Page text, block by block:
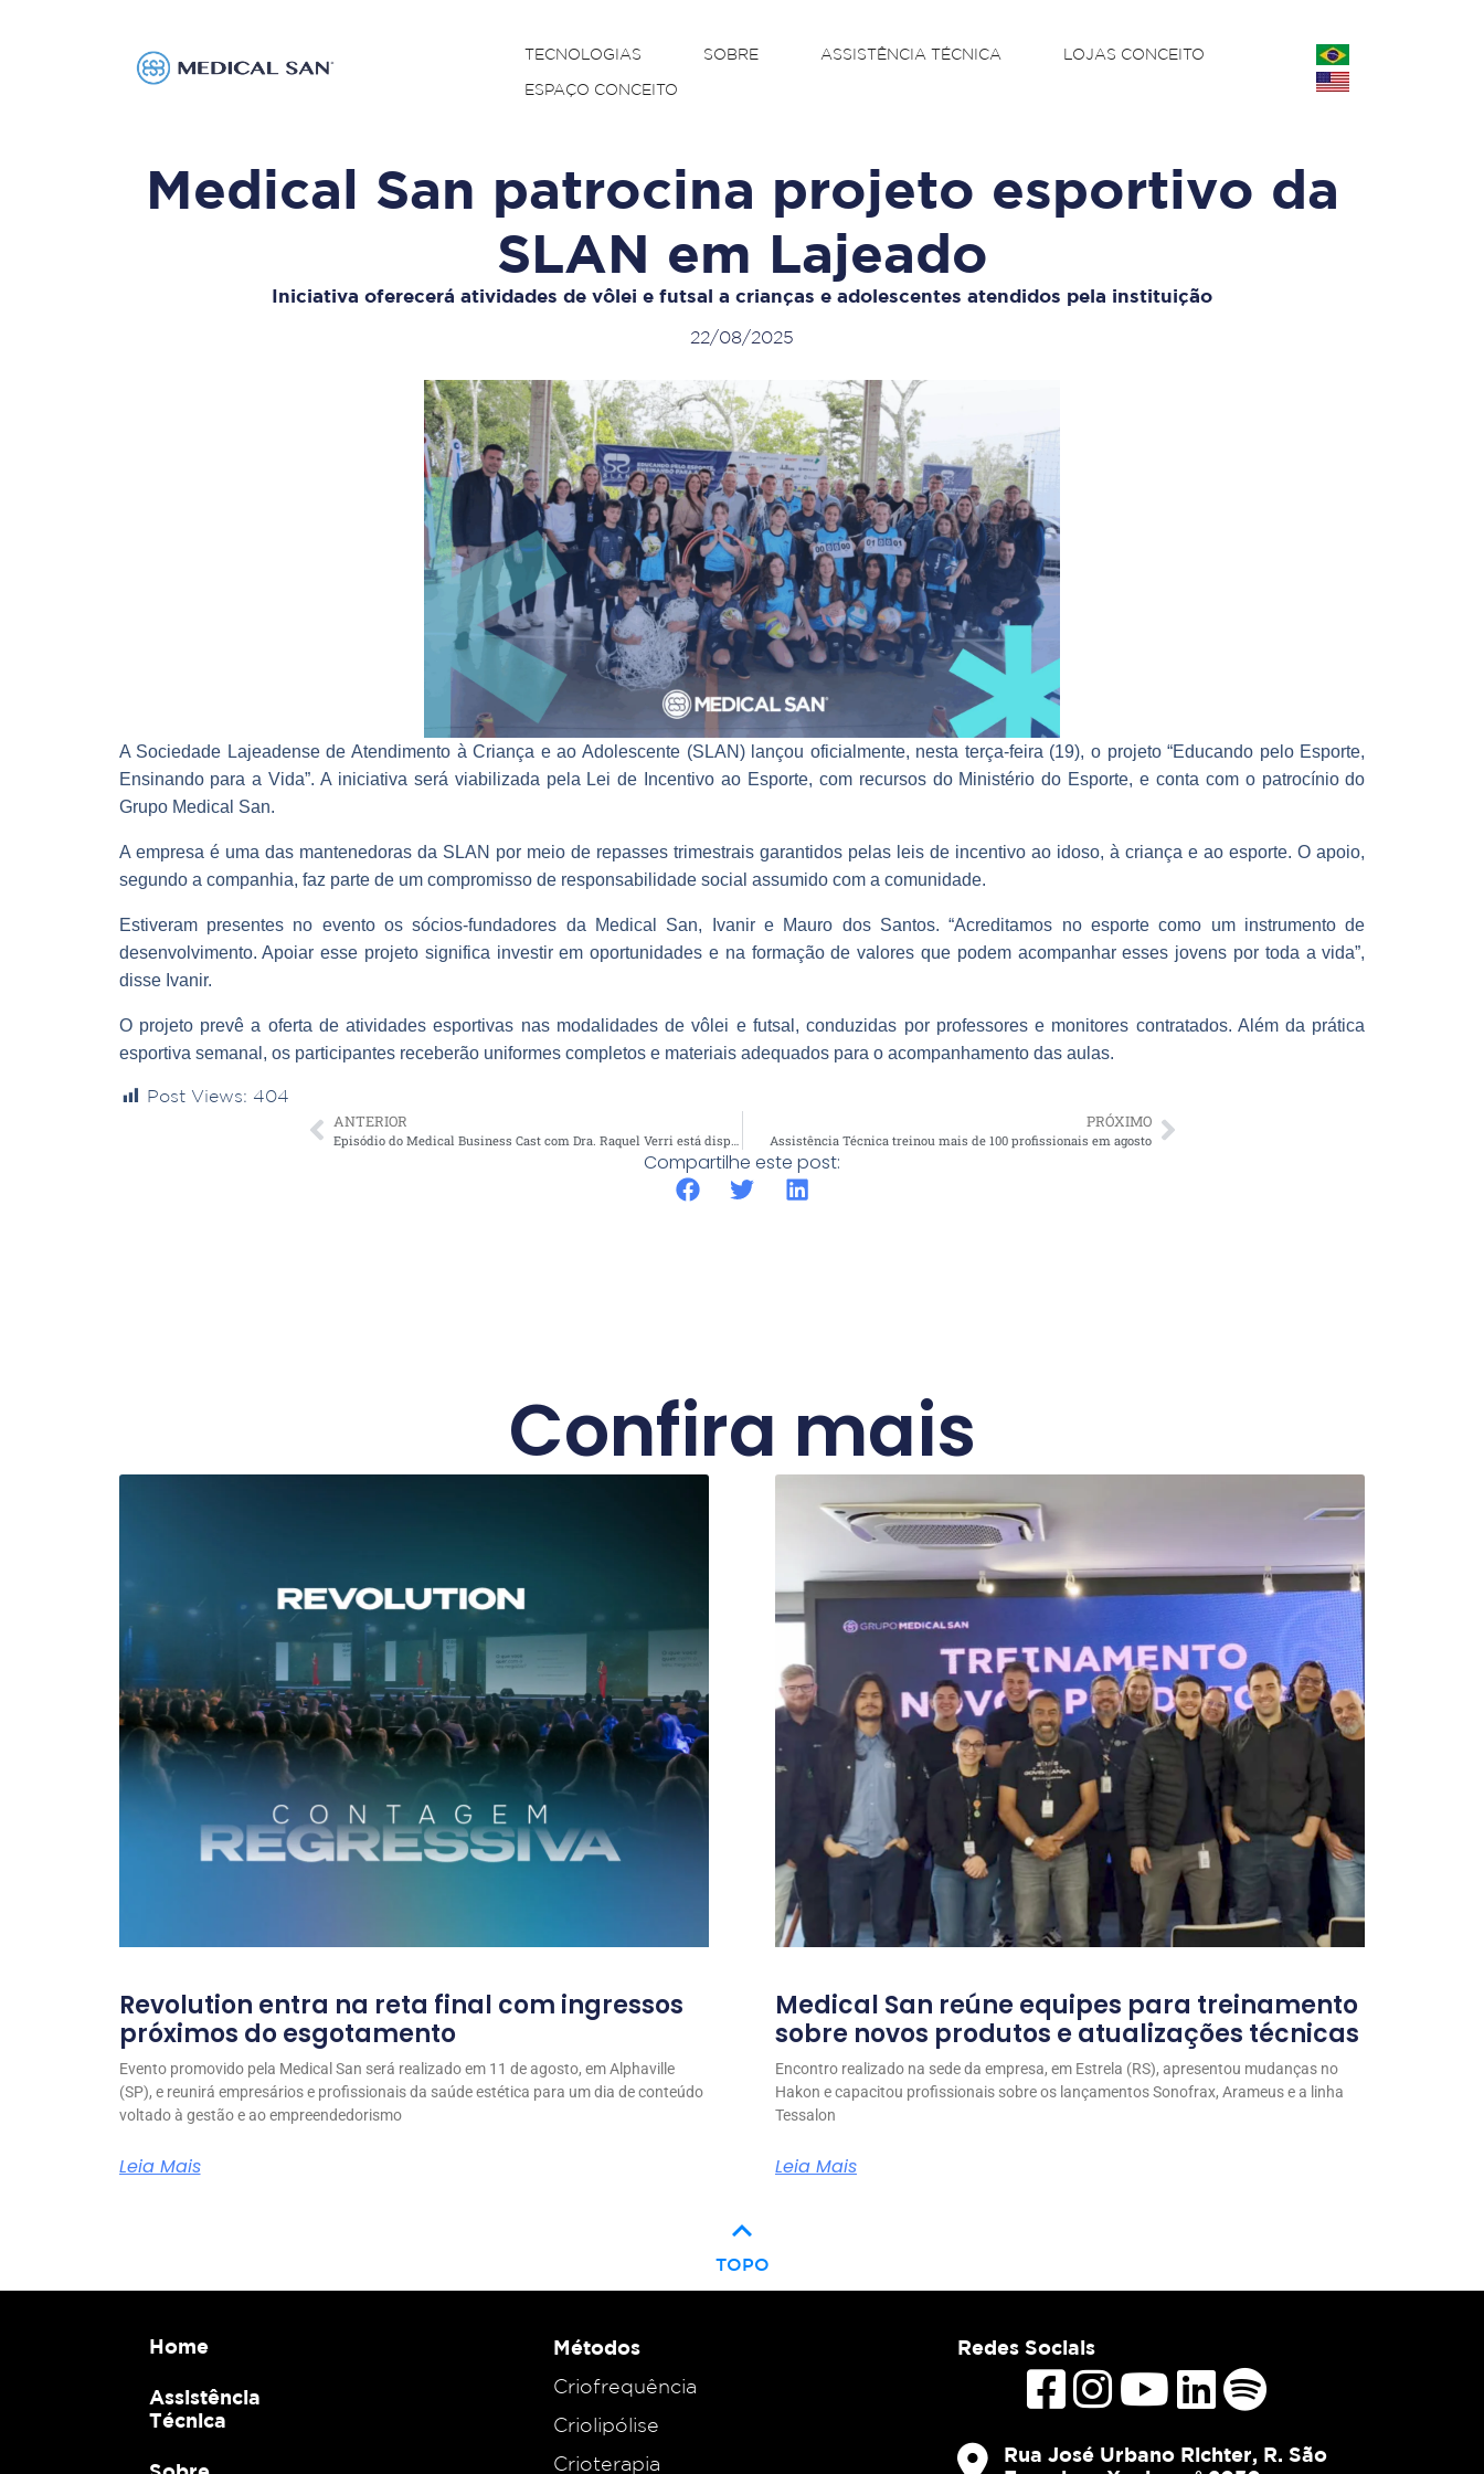
TECNOLOGIAS SOBRE ASSISTÊNCIA TÉCNICA LOJAS CONCEITO
ESPAÇO CONCEITO
Medical San patrocina projeto esportivo da
SLAN em Lajeado
Iniciativa oferecerá atividades de vôlei e futsal a crianças e adolescentes atendidos pela instituição
22/08/2025
A Sociedade Lajeadense de Atendimento à Criança e ao Adolescente (SLAN) lançou oficialmente, nesta terça-feira (19), o projeto “Educando pelo Esporte,
Ensinando para a Vida”. A iniciativa será viabilizada pela Lei de Incentivo ao Esporte, com recursos do Ministério do Esporte, e conta com o patrocínio do
Grupo Medical San.
A empresa é uma das mantenedoras da SLAN por meio de repasses trimestrais garantidos pelas leis de incentivo ao idoso, à criança e ao esporte. O apoio,
segundo a companhia, faz parte de um compromisso de responsabilidade social assumido com a comunidade.
Estiveram presentes no evento os sócios-fundadores da Medical San, Ivanir e Mauro dos Santos. “Acreditamos no esporte como um instrumento de
desenvolvimento. Apoiar esse projeto significa investir em oportunidades e na formação de valores que podem acompanhar esses jovens por toda a vida”,
disse Ivanir.
O projeto prevê a oferta de atividades esportivas nas modalidades de vôlei e futsal, conduzidas por professores e monitores contratados. Além da prática
esportiva semanal, os participantes receberão uniformes completos e materiais adequados para o acompanhamento das aulas.
Post Views: 404
ANTERIOR PRÓXIMO
Assistência Técnica treinou mais de 100 profissionais em agosto
Compartilhe este post:
Confira mais
Revolution entra na reta final com ingressos
próximos do esgotamento
Evento promovido pela Medical San será realizado em 11 de agosto, em Alphaville
(SP), e reunirá empresários e profissionais da saúde estética para um dia de conteúdo
voltado à gestão e ao empreendedorismo
Leia Mais
Medical San reúne equipes para treinamento
sobre novos produtos e atualizações técnicas
Encontro realizado na sede da empresa, em Estrela (RS), apresentou mudanças no
Hakon e capacitou profissionais sobre os lançamentos Sonofrax, Arameus e a linha
Tessalon
Leia Mais
keyboard_arrow_up
TOPO
Home
Assistência
Técnica
Métodos
Criofrequência
Criolipólise
Crioterapia
Redes Sociais
Rua José Urbano Richter, R. São